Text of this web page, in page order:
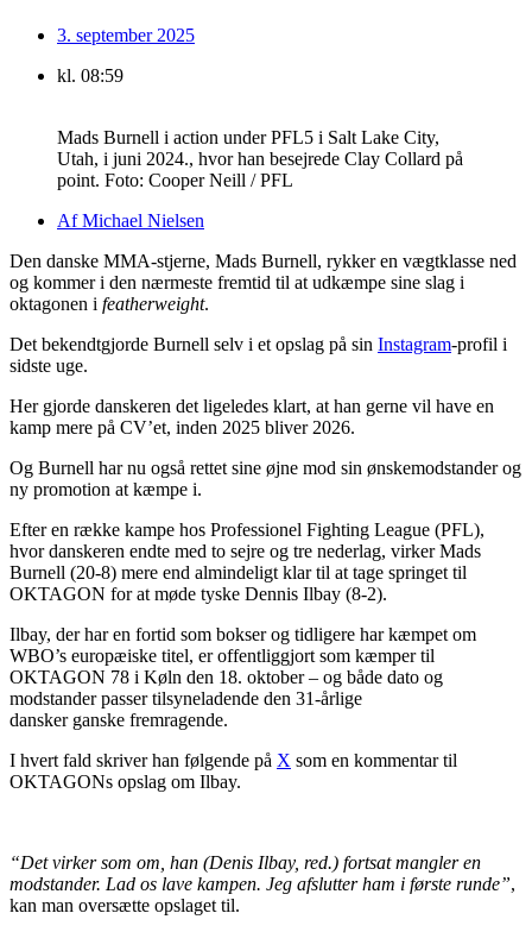
3. september 2025
kl. 08:59
Mads Burnell i action under PFL5 i Salt Lake City,
Utah, i juni 2024., hvor han besejrede Clay Collard på
point. Foto: Cooper Neill / PFL
AfMichael Nielsen
Den danske MMA-stjerne, Mads Burnell, rykker en vægtklasse ned
og kommer i den nærmeste fremtid til at udkæmpe sine slag i
oktagonen i featherweight.
Det bekendtgjorde Burnell selv i et opslag på sin Instagram-profil i
sidste uge.
Her gjorde danskeren det ligeledes klart, at han gerne vil have en
kamp mere på CV’et, inden 2025 bliver 2026.
Og Burnell har nu også rettet sine øjne mod sin ønskemodstander og
ny promotion at kæmpe i.
Efter en række kampe hos Professionel Fighting League (PFL),
hvor danskeren endte med to sejre og tre nederlag, virker Mads
Burnell (20-8) mere end almindeligt klar til at tage springet til
OKTAGON for at møde tyske Dennis Ilbay (8-2).
Ilbay, der har en fortid som bokser og tidligere har kæmpet om
WBO’s europæiske titel, er offentliggjort som kæmper til
OKTAGON 78 i Køln den 18. oktober – og både dato og
modstander passer tilsyneladende den 31-årlige
dansker ganske fremragende.
I hvert fald skriver han følgende på X som en kommentar til
OKTAGONs opslag om Ilbay.
“Det virker som om, han (Denis Ilbay, red.) fortsat mangler en
modstander. Lad os lave kampen. Jeg afslutter ham i første runde”,
kan man oversætte opslaget til.